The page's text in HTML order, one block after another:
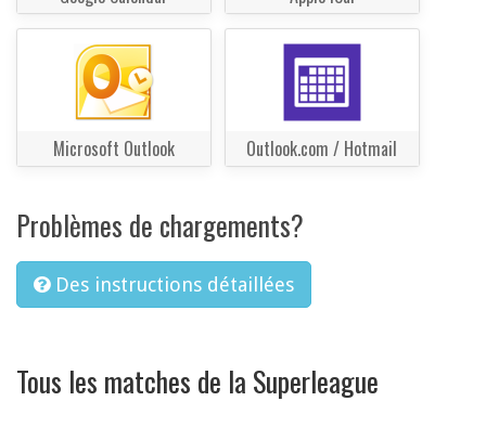
Microsoft Outlook Outlook.com / Hotmail
Problèmes de chargements?
Des instructions détaillées
Tous les matches de la Superleague